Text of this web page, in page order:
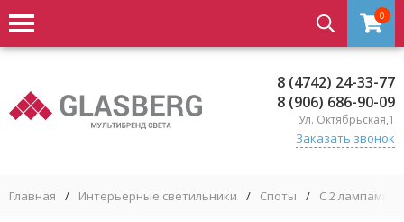
0
8 (4742) 24-33-77
8 (906) 686-90-09
Ул. Октябрьская,1
Заказать звонок
Главная / Интерьерные светильники / Споты / С 2 лампами